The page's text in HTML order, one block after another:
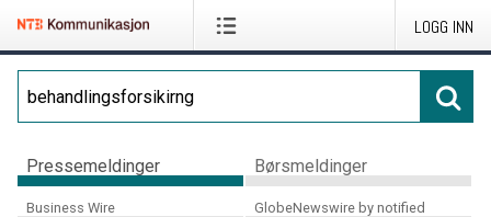
LOGG INN
Pressemeldinger Børsmeldinger
Business Wire GlobeNewswire by notified